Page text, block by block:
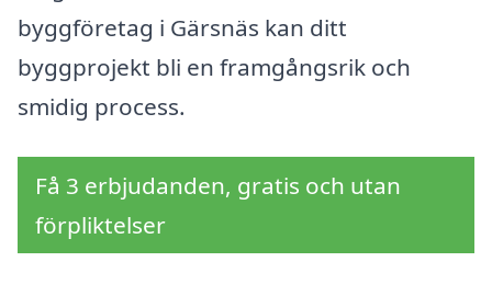
byggföretag i Gärsnäs kan ditt
byggprojekt bli en framgångsrik och
smidig process.
Få 3 erbjudanden, gratis och utan
förpliktelser